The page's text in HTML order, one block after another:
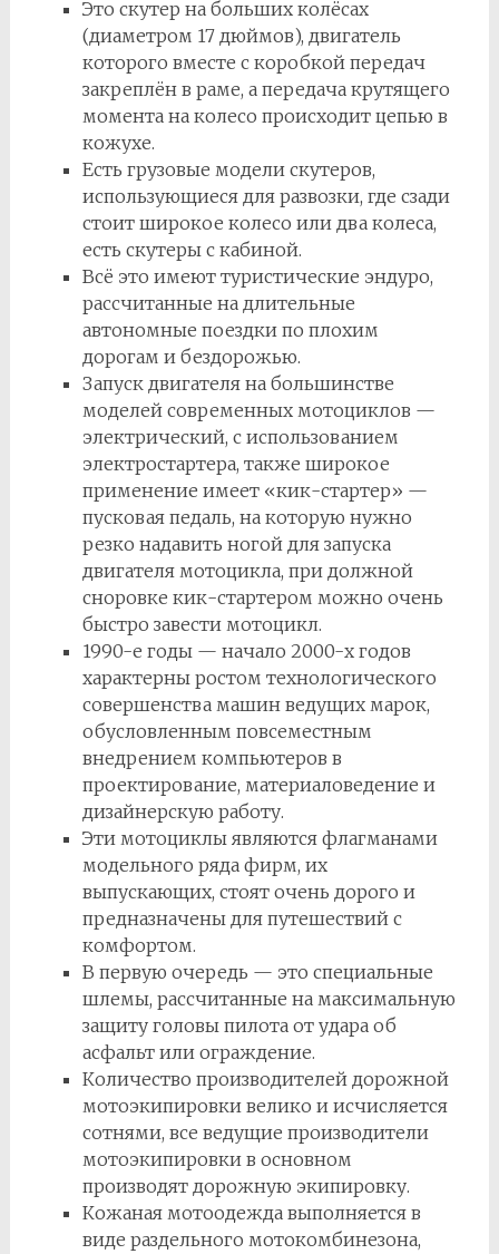
Это скутер на больших колёсах
(диаметром 17 дюймов), двигатель
которого вместе с коробкой передач
закреплён в раме, а передача крутящего
момента на колесо происходит цепью в
кожухе.
Есть грузовые модели скутеров,
использующиеся для развозки, где сзади
стоит широкое колесо или два колеса,
есть скутеры с кабиной.
Всё это имеют туристические эндуро,
рассчитанные на длительные
автономные поездки по плохим
дорогам и бездорожью.
Запуск двигателя на большинстве
моделей современных мотоциклов —
электрический, с использованием
электростартера, также широкое
применение имеет «кик-стартер» —
пусковая педаль, на которую нужно
резко надавить ногой для запуска
двигателя мотоцикла, при должной
сноровке кик-стартером можно очень
быстро завести мотоцикл.
1990-е годы — начало 2000-х годов
характерны ростом технологического
совершенства машин ведущих марок,
обусловленным повсеместным
внедрением компьютеров в
проектирование, материаловедение и
дизайнерскую работу.
Эти мотоциклы являются флагманами
модельного ряда фирм, их
выпускающих, стоят очень дорого и
предназначены для путешествий с
комфортом.
В первую очередь — это специальные
шлемы, рассчитанные на максимальную
защиту головы пилота от удара об
асфальт или ограждение.
Количество производителей дорожной
мотоэкипировки велико и исчисляется
сотнями, все ведущие производители
мотоэкипировки в основном
производят дорожную экипировку.
Кожаная мотоодежда выполняется в
виде раздельного мотокомбинезона,